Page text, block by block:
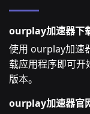
ourplay加速器下
使用 ourplay加速
载应用程序即可开
版本。
ourplay加速器官